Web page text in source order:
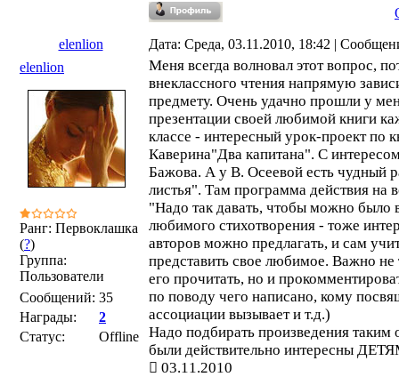
elenlion
Дата: Среда, 03.11.2010, 18:42 |
elenlion
Ранг: Первоклашка
(?)
Группа:
Пользователи
Сообщений: 35
Награды:
2
Статус:
Offline
Меня всегда волновал этот вопрос,
внеклассного чтения напрямую
предмету. Очень удачно прошли у
презентации своей любимой книги
классе - интересный урок-проект по
Каверина"Два капитана". С
Бажова. А у В. Осеевой есть чудный
листья". Там программа действия на
"Надо так давать, чтобы можно было
любимого стихотворения - тоже
авторов можно предлагать, и сам
представить свое любимое. Важно не
его прочитать, но и
по поводу чего написано, кому
ассоциации вызывает и т.д.)
Надо подбирать произведения таким
были действительно интересны
03.11.2010